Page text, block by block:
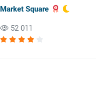
Market Square
52 011